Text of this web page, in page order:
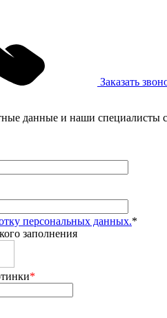
Заказать
данные и наши специалисты
персональных данных.*
заполнения
*